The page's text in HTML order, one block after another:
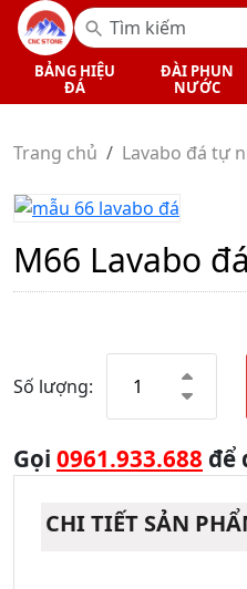
BẢNG HIỆU
ĐÁ
ĐÀI PHUN
NƯỚC
Trang chủ Lavabo đá tự
M66 Lavabo đá
Số lượng:
Gọi 0961.933.688 để
CHI TIẾT SẢN